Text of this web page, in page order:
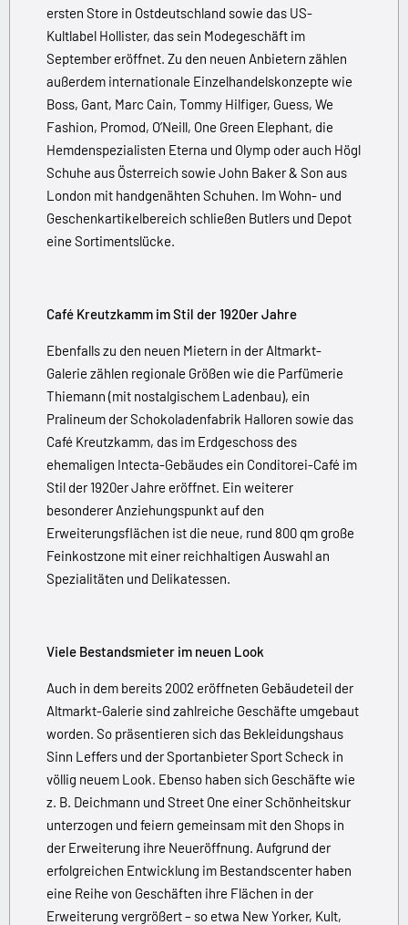
ersten Store in Ostdeutschland sowie das US-
Kultlabel Hollister, das sein Modegeschäft im
September eröffnet. Zu den neuen Anbietern zählen
außerdem internationale Einzelhandelskonzepte wie
Boss, Gant, Marc Cain, Tommy Hilfiger, Guess, We
Fashion, Promod, O’Neill, One Green Elephant, die
Hemdenspezialisten Eterna und Olymp oder auch Högl
Schuhe aus Österreich sowie John Baker & Son aus
London mit handgenähten Schuhen. Im Wohn- und
Geschenkartikelbereich schließen Butlers und Depot
eine Sortimentslücke.
Café Kreutzkamm im Stil der 1920er Jahre
Ebenfalls zu den neuen Mietern in der Altmarkt-
Galerie zählen regionale Größen wie die Parfümerie
Thiemann (mit nostalgischem Ladenbau), ein
Pralineum der Schokoladenfabrik Halloren sowie das
Café Kreutzkamm, das im Erdgeschoss des
ehemaligen Intecta-Gebäudes ein Conditorei-Café im
Stil der 1920er Jahre eröffnet. Ein weiterer
besonderer Anziehungspunkt auf den
Erweiterungsflächen ist die neue, rund 800 qm große
Feinkostzone mit einer reichhaltigen Auswahl an
Spezialitäten und Delikatessen.
Viele Bestandsmieter im neuen Look
Auch in dem bereits 2002 eröffneten Gebäudeteil der
Altmarkt-Galerie sind zahlreiche Geschäfte umgebaut
worden. So präsentieren sich das Bekleidungshaus
Sinn Leffers und der Sportanbieter Sport Scheck in
völlig neuem Look. Ebenso haben sich Geschäfte wie
z. B. Deichmann und Street One einer Schönheitskur
unterzogen und feiern gemeinsam mit den Shops in
der Erweiterung ihre Neueröffnung. Aufgrund der
erfolgreichen Entwicklung im Bestandscenter haben
eine Reihe von Geschäften ihre Flächen in der
Erweiterung vergrößert – so etwa New Yorker, Kult,